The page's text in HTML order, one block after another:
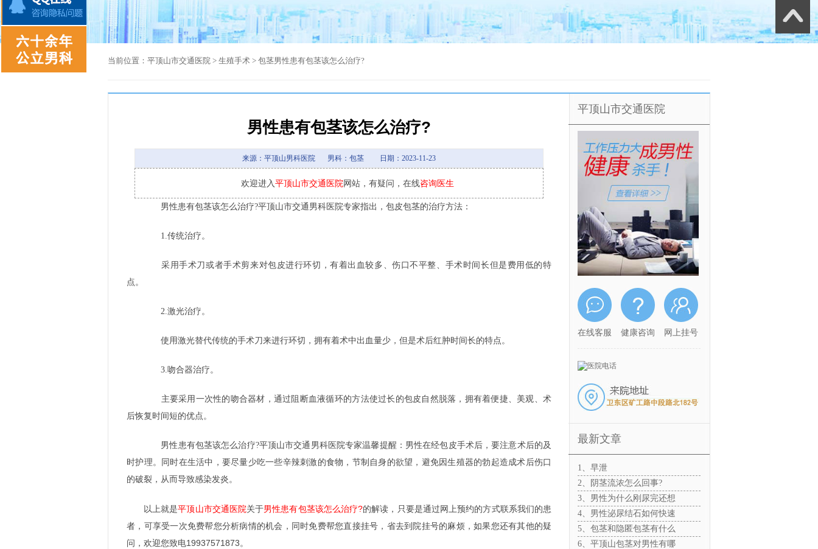
当前位置： 平顶山市交通医院 > 生殖手术 > 包茎男性患有包茎该怎么治疗?
男性患有包茎该怎么治疗?
来源：平顶山男科医院 男科：包茎 日期：2023-11-23
欢迎进入平顶山市交通医院网站，有疑问，在线咨询医生
男性患有包茎该怎么治疗?平顶山市交通男科医院专家指出，包皮包茎的治疗方法：
1.传统治疗。
采用手术刀或者手术剪来对包皮进行环切，有着出血较多、伤口不平整、手术时间长但是费用低的特
点。
2.激光治疗。
使用激光替代传统的手术刀来进行环切，拥有着术中出血量少，但是术后红肿时间长的特点。
3.吻合器治疗。
主要采用一次性的吻合器材，通过阻断血液循环的方法使过长的包皮自然脱落，拥有着便捷、美观、术
后恢复时间短的优点。
男性患有包茎该怎么治疗?平顶山市交通男科医院专家温馨提醒：男性在经包皮手术后，要注意术后的及
时护理。同时在生活中，要尽量少吃一些辛辣刺激的食物，节制自身的欲望，避免因生殖器的勃起造成术后伤口
的破裂，从而导致感染发炎。
以上就是平顶山市交通医院关于男性患有包茎该怎么治疗?的解读，只要是通过网上预约的方式联系我们的患
者，可享受一次免费帮您分析病情的机会，同时免费帮您直接挂号，省去到院挂号的麻烦，如果您还有其他的疑
问，欢迎您致电19937571873。
平顶山市交通医院
在线客服 健康咨询 网上挂号
最新文章
1、早泄
2、阴茎流浓怎么回事?
3、男性为什么刚尿完还想
4、男性泌尿结石如何快速
5、包茎和隐匿包茎有什么
6、平顶山包茎对男性有哪